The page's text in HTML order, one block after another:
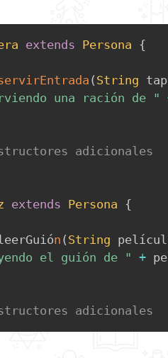
extends Persona {
( String
una ración de "
adicionales
extends Persona {
n ( String
el guión de " +
adicionales